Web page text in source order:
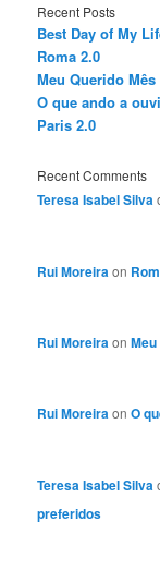
Recent Posts
Best Day of My
Roma 2.0
Meu Querido
O que ando a
Paris 2.0
Recent Comments
Teresa Isabel Silva
Rui Moreira on
Rui Moreiraon
Rui MoreiraonO
Teresa Isabel Silva
preferidos